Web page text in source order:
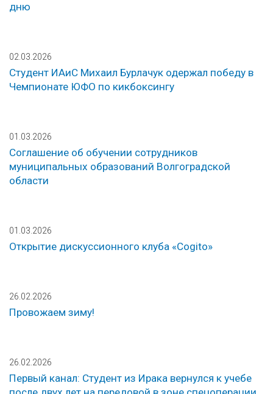
дню
02.03.2026
Студент ИАиС Михаил Бурлачук одержал победу в
Чемпионате ЮФО по кикбоксингу
01.03.2026
Соглашение об обучении сотрудников
муниципальных образований Волгоградской
области
01.03.2026
Открытие дискуссионного клуба «Cogito»
26.02.2026
Провожаем зиму!
26.02.2026
Первый канал: Студент из Ирака вернулся к учебе